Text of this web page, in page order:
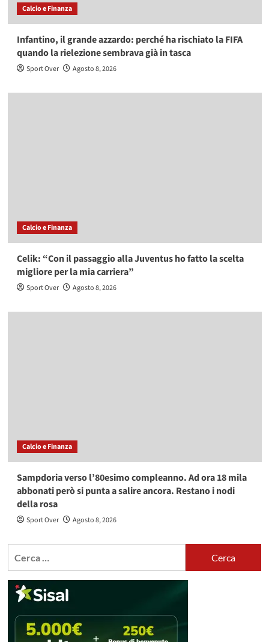
Calcio e Finanza
Infantino, il grande azzardo: perché ha rischiato la FIFA
quando la rielezione sembrava già in tasca
Sport Over Agosto 8, 2026
Calcio e Finanza
Celik: “Con il passaggio alla Juventus ho fatto la scelta
migliore per la mia carriera”
Sport Over Agosto 8, 2026
Calcio e Finanza
Sampdoria verso l’80esimo compleanno. Ad ora 18 mila
abbonati però si punta a salire ancora. Restano i nodi
della rosa
Sport Over Agosto 8, 2026